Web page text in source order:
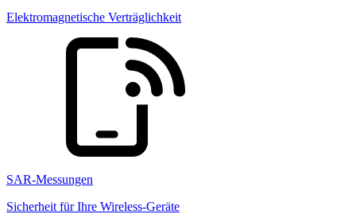
Elektromagnetische Verträglichkeit
SAR-Messungen
Sicherheit für Ihre Wireless-Geräte